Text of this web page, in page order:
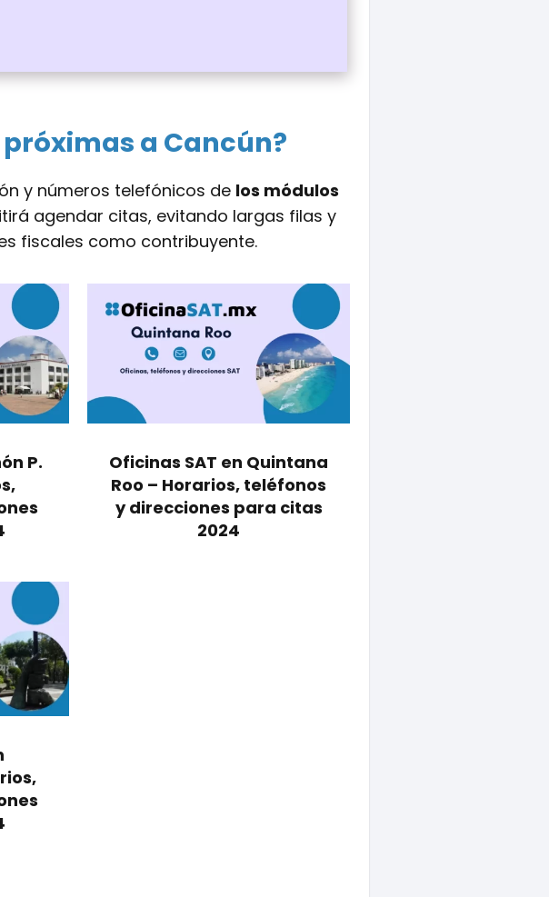
próximas a Cancún?
y números telefónicos de los módulos
agendar citas, evitando largas filas y
fiscales como contribuyente.
P.
Oficinas SAT en Quintana
Roo – Horarios, teléfonos
y direcciones para citas
2024